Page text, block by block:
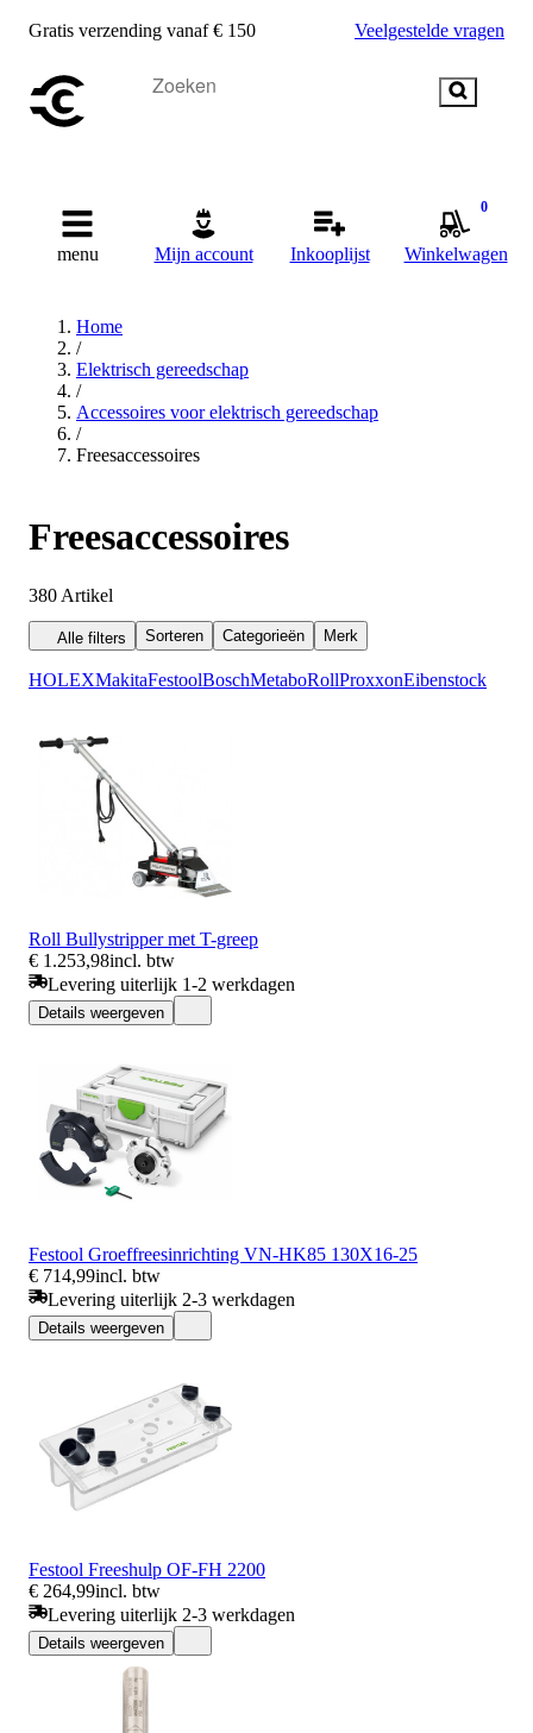
Gratis verzending vanaf € 150 Veelgestelde vragen
menu Mijn account Inkooplijst
0
Winkelwagen
Home
/
Elektrisch gereedschap
/
Accessoires voor elektrisch gereedschap
/
Freesaccessoires
Freesaccessoires
380 Artikel
Alle filters Sorteren Categorieën Merk
HOLEXMakitaFestoolBoschMetaboRollProxxonEibenstock
Roll Bullystripper met T-greep
€ 1.253,98incl. btw
Levering uiterlijk 1-2 werkdagen
Details weergeven
Festool Groeffreesinrichting VN-HK85 130X16-25
€ 714,99incl. btw
Levering uiterlijk 2-3 werkdagen
Details weergeven
Festool Freeshulp OF-FH 2200
€ 264,99incl. btw
Levering uiterlijk 2-3 werkdagen
Details weergeven